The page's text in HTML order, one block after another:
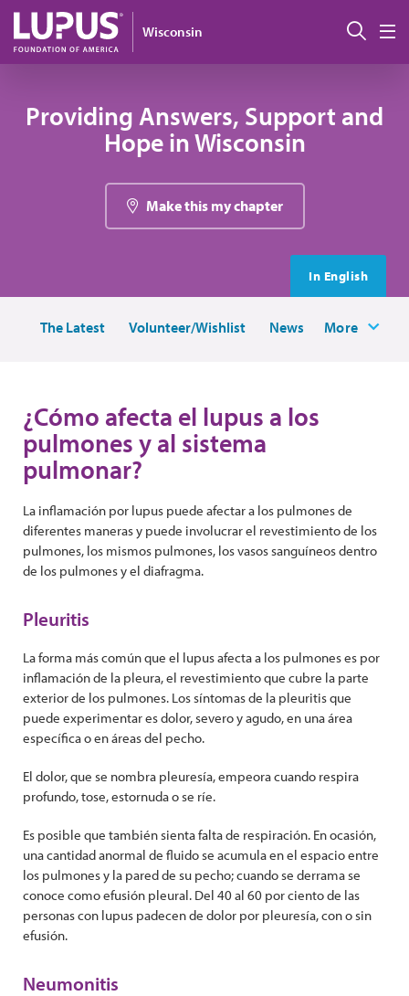
Pasar al contenido principal
Wisconsin
Providing Answers, Support and
Hope in Wisconsin
Make this my chapter
In English
The Latest Volunteer/Wishlist News More
¿Cómo afecta el lupus a los
pulmones y al sistema
pulmonar?
La inflamación por lupus puede afectar a los pulmones de
diferentes maneras y puede involucrar el revestimiento de los
pulmones, los mismos pulmones, los vasos sanguíneos dentro
de los pulmones y el diafragma.
Pleuritis
La forma más común que el lupus afecta a los pulmones es por
inflamación de la pleura, el revestimiento que cubre la parte
exterior de los pulmones. Los síntomas de la pleuritis que
puede experimentar es dolor, severo y agudo, en una área
específica o en áreas del pecho.
El dolor, que se nombra pleuresía, empeora cuando respira
profundo, tose, estornuda o se ríe.
Es posible que también sienta falta de respiración. En ocasión,
una cantidad anormal de fluido se acumula en el espacio entre
los pulmones y la pared de su pecho; cuando se derrama se
conoce como efusión pleural. Del 40 al 60 por ciento de las
personas con lupus padecen de dolor por pleuresía, con o sin
efusión.
Neumonitis